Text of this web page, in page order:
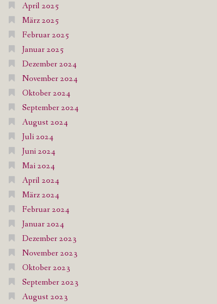
April 2025
März 2025
Februar 2025
Januar 2025
Dezember 2024
November 2024
Oktober 2024
September 2024
August 2024
Juli 2024
Juni 2024
Mai 2024
April 2024
März 2024
Februar 2024
Januar 2024
Dezember 2023
November 2023
Oktober 2023
September 2023
August 2023